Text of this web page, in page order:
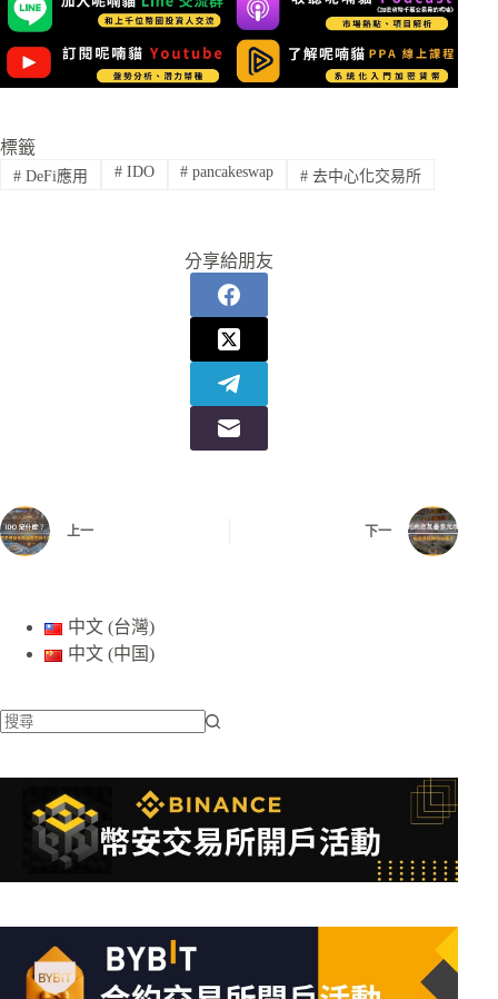
標籤
#DeFi應用 #IDO # pancakeswap # 去中心化交易所
分享給朋友
上一 下一
中文 (台灣)
中文 (中国)
不
條